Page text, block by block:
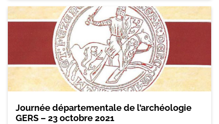
Journée départementale de l’archéologie
GERS – 23 octobre 2021